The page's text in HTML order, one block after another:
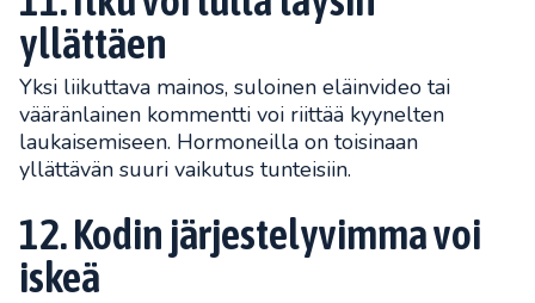
yllättäen
Yksi liikuttava mainos, suloinen eläinvideo tai
vääränlainen kommentti voi riittää kyynelten
laukaisemiseen. Hormoneilla on toisinaan
yllättävän suuri vaikutus tunteisiin.
12. Kodin järjestelyvimma voi
iskeä